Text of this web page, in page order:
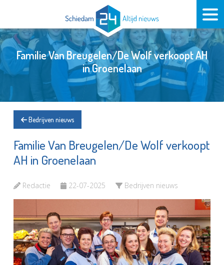
Familie Van Breugelen/De Wolf verkoopt AH
in Groenelaan
Bedrijven nieuws
Familie Van Breugelen/De Wolf verkoopt
AH in Groenelaan
Redactie 22-07-2025 Bedrijven nieuws